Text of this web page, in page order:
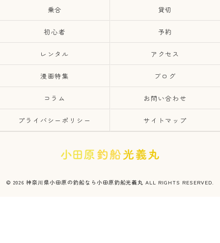
乗合 貸切
初心者 予約
レンタル アクセス
漫画特集 ブログ
コラム お問い合わせ
プライバシーポリシー サイトマップ
© 2026 神奈川県小田原の釣船なら小田原釣船光義丸 ALL RIGHTS RESERVED.